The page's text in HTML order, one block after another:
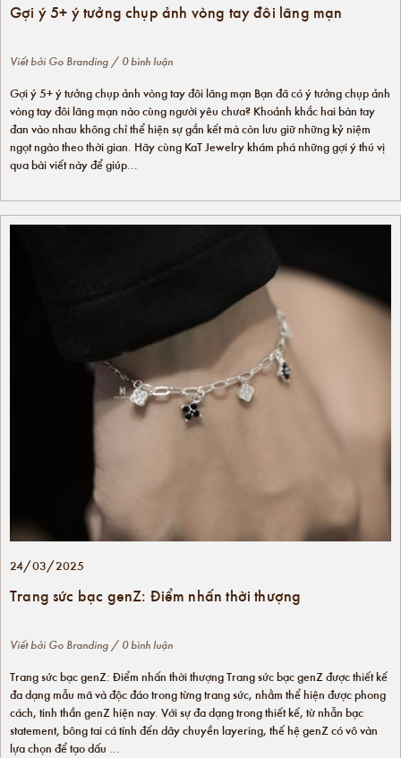
Gợi ý 5+ ý tưởng chụp ảnh vòng tay đôi lãng mạn
Viết bởi Go Branding / 0 bình luận
Gợi ý 5+ ý tưởng chụp ảnh vòng tay đôi lãng mạn Bạn đã có ý tưởng chụp ảnh
vòng tay đôi lãng mạn nào cùng người yêu chưa? Khoảnh khắc hai bàn tay
đan vào nhau không chỉ thể hiện sự gắn kết mà còn lưu giữ những kỷ niệm
ngọt ngào theo thời gian. Hãy cùng KaT Jewelry khám phá những gợi ý thú vị
qua bài viết này để giúp...
24/03/2025
Trang sức bạc genZ: Điểm nhấn thời thượng
Viết bởi Go Branding / 0 bình luận
Trang sức bạc genZ: Điểm nhấn thời thượng Trang sức bạc genZ được thiết kế
đa dạng mẫu mã và độc đáo trong từng trang sức, nhằm thể hiện được phong
cách, tinh thần genZ hiện nay. Với sự đa dạng trong thiết kế, từ nhẫn bạc
statement, bông tai cá tính đến dây chuyền layering, thế hệ genZ có vô vàn
lựa chọn để tạo dấu ...